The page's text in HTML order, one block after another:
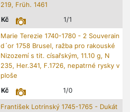
219, Früh. 1461
Kč 1/1
Marie Terezie 1740-1780 - 2 Souverain
d´or 1758 Brusel, ražba pro rakouské
Nizozemí s tit. císařským, 11.10 g, N
235, Her.341, F.1726, nepatrné rysky v
ploše
Kč 1/0
František Lotrinský 1745-1765 - Dukát